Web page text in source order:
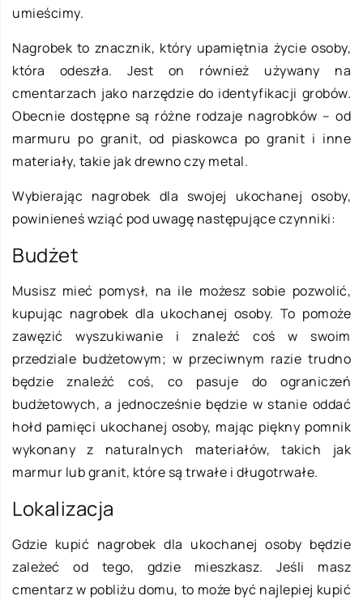
umieścimy.
Nagrobek to znacznik, który upamiętnia życie osoby,
która odeszła. Jest on również używany na
cmentarzach jako narzędzie do identyfikacji grobów.
Obecnie dostępne są różne rodzaje nagrobków – od
marmuru po granit, od piaskowca po granit i inne
materiały, takie jak drewno czy metal.
Wybierając nagrobek dla swojej ukochanej osoby,
powinieneś wziąć pod uwagę następujące czynniki:
Budżet
Musisz mieć pomysł, na ile możesz sobie pozwolić,
kupując nagrobek dla ukochanej osoby. To pomoże
zawęzić wyszukiwanie i znaleźć coś w swoim
przedziale budżetowym; w przeciwnym razie trudno
będzie znaleźć coś, co pasuje do ograniczeń
budżetowych, a jednocześnie będzie w stanie oddać
hołd pamięci ukochanej osoby, mając piękny pomnik
wykonany z naturalnych materiałów, takich jak
marmur lub granit, które są trwałe i długotrwałe.
Lokalizacja
Gdzie kupić nagrobek dla ukochanej osoby będzie
zależeć od tego, gdzie mieszkasz. Jeśli masz
cmentarz w pobliżu domu, to może być najlepiej kupić